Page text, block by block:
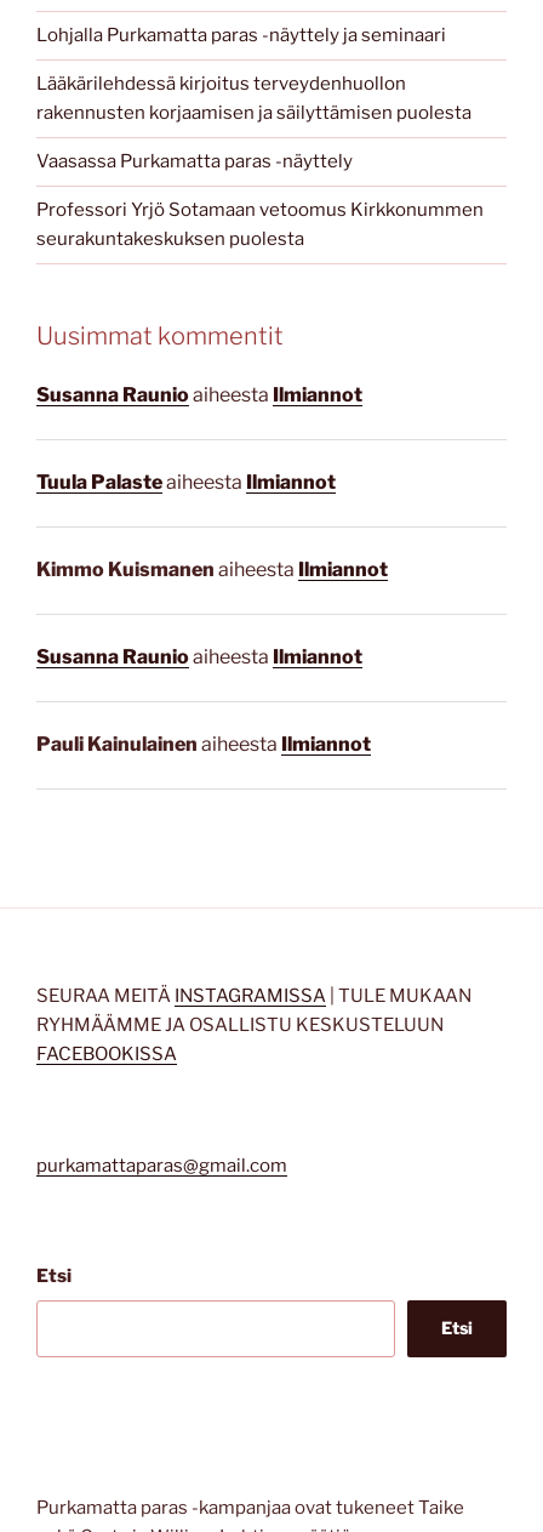
Lohjalla Purkamatta paras -näyttely ja seminaari
Lääkärilehdessä kirjoitus terveydenhuollon
rakennusten korjaamisen ja säilyttämisen puolesta
Vaasassa Purkamatta paras -näyttely
Professori Yrjö Sotamaan vetoomus Kirkkonummen
seurakuntakeskuksen puolesta
Uusimmat kommentit
Susanna Raunioaiheesta Ilmiannot
Tuula Palasteaiheesta Ilmiannot
Kimmo Kuismanen aiheesta Ilmiannot
Susanna Raunioaiheesta Ilmiannot
Pauli Kainulainen aiheesta Ilmiannot
SEURAA MEITÄ INSTAGRAMISSA | TULE MUKAAN
RYHMÄÄMME JA OSALLISTU KESKUSTELUUN
FACEBOOKISSA
purkamattaparas@gmail.com
Etsi
Etsi
Purkamatta paras -kampanjaa ovat tukeneet Taike